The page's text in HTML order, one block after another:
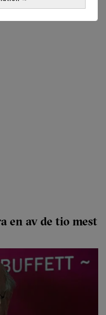
en av de tio mest